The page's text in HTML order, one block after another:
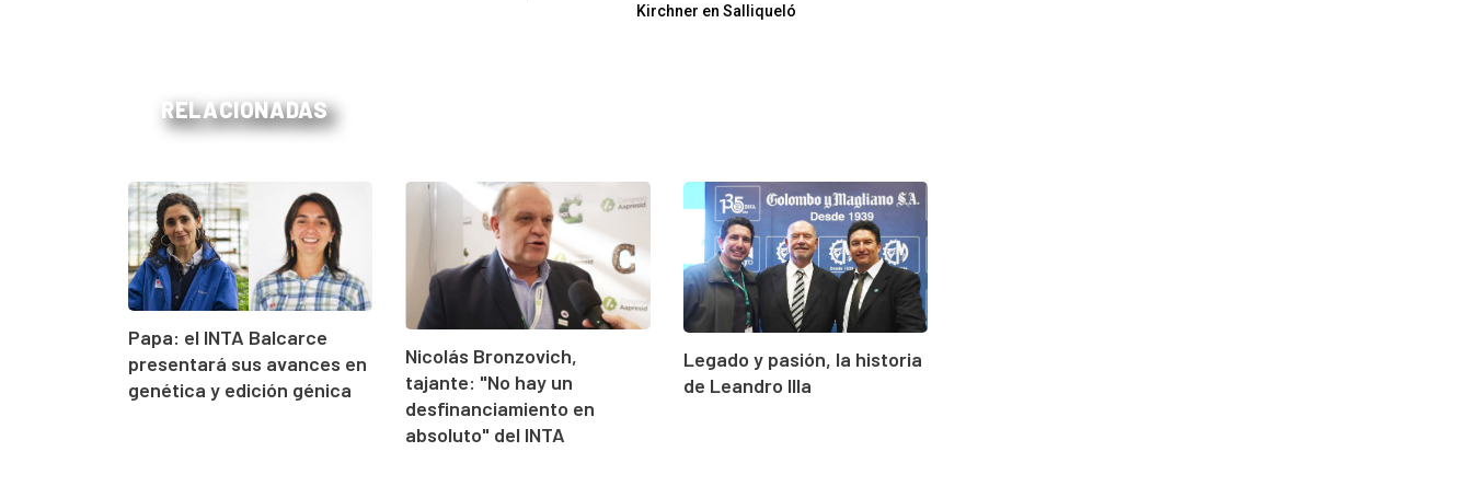
Kirchner en Salliqueló
RELACIONADAS
Papa: el INTA Balcarce
presentará sus avances en
genética y edición génica
Nicolás Bronzovich,
tajante: "No hay un
desfinanciamiento en
absoluto" del INTA
Legado y pasión, la historia
de Leandro Illa